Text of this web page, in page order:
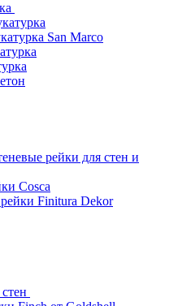
San Marco
рейки для стен и
Cosca
Finitura Dekor